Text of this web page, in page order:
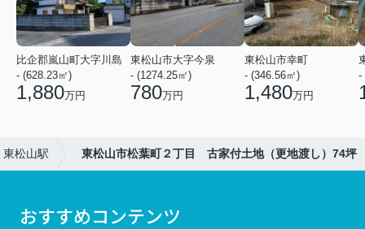
比企郡嵐山町大字川島
- (628.23㎡)
1,880万円
東松山市大字今泉
- (1274.25㎡)
780万円
東松山市幸町
- (346.56㎡)
1,480万円
-
東松山駅 東松山市松葉町２丁目 古家付土地（更地渡し）74坪
おすすめコンテンツ